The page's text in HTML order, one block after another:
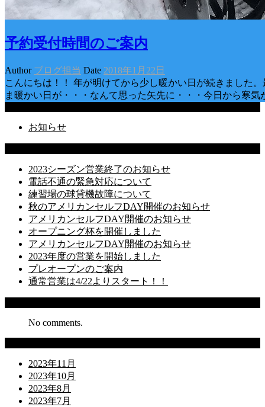
予約受付時間のご案内
Author ブログ担当 Date 2018年1月22日
こんにちは！！ 年が明けてから少し暖かい日が続きました
ま暖かい日が・・・なんて思った矢先に・・・今日から寒
お知らせ
2023シーズン営業終了のお知らせ
電話不通の緊急対応について
練習場の球貸機故障について
秋のアメリカンセルフDAY開催のお知らせ
アメリカンセルフDAY開催のお知らせ
オープニング杯を開催しました
アメリカンセルフDAY開催のお知らせ
2023年度の営業を開始しました
プレオープンのご案内
通常営業は4/22よりスタート！！
No comments.
2023年11月
2023年10月
2023年8月
2023年7月